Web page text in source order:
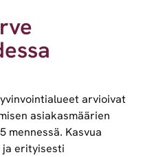
arvioivat
asiakasmäärien
mennessä. Kasvua
ja erityisesti